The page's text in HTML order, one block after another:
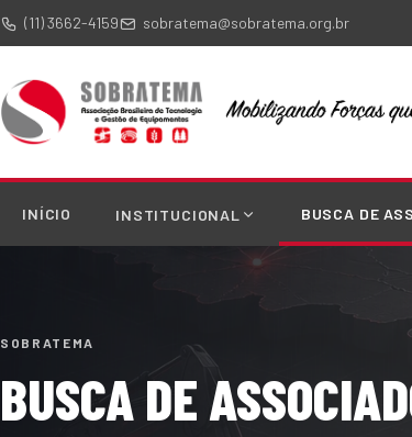
(11) 3662-4159 sobratema@sobratema.org.br
INÍCIO INSTITUCIONAL BUSCA DE
SOBRATEMA
BUSCA DE